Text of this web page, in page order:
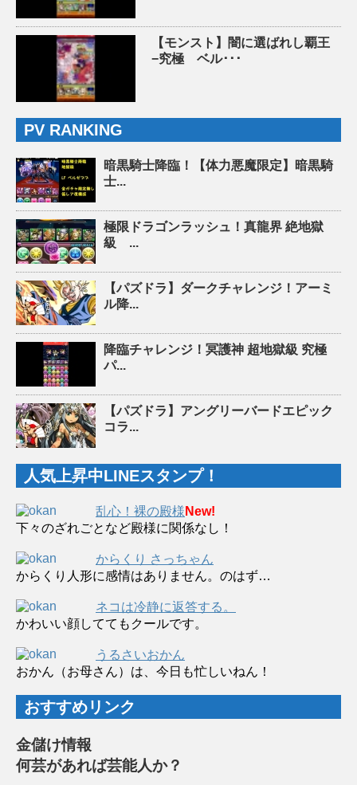
【モンスト】闇に選ばれし覇王
−究極 ベル･･･
PV RANKING
暗黒騎士降臨！【体力悪魔限定】暗黒騎
士...
極限ドラゴンラッシュ！真龍界 絶地獄
級 ...
【パズドラ】ダークチャレンジ！アーミ
ル降...
降臨チャレンジ！冥護神 超地獄級 究極
パ...
【パズドラ】アングリーバードエピック
コラ...
人気上昇中LINEスタンプ！
乱心！裸の殿様 New!
下々のざれごとなど殿様に関係なし！
からくり さっちゃん
からくり人形に感情はありません。のはず…
ネコは冷静に返答する。
かわいい顔しててもクールです。
うるさいおかん
おかん（お母さん）は、今日も忙しいねん！
おすすめリンク
金儲け情報
何芸があれば芸能人か？